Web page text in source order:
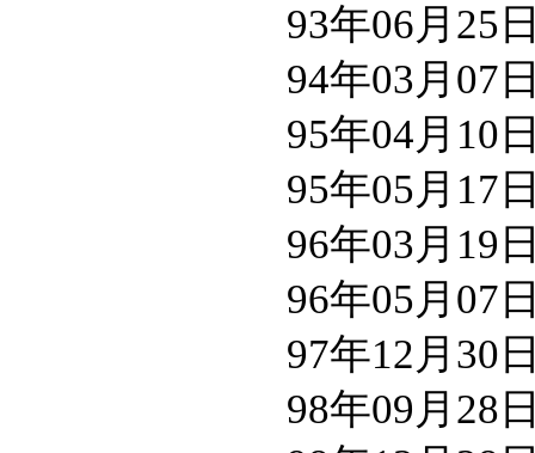
93年06月25
94年03月07
95年04月10
95年05月17
96年03月19
96年05月07
97年12月30
98年09月28